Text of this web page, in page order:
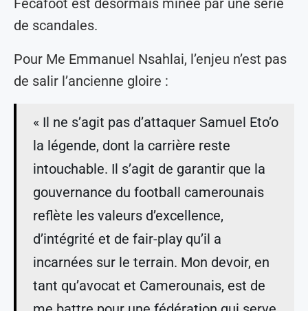
Fécafoot est désormais minée par une série
de scandales.
Pour Me Emmanuel Nsahlai, l’enjeu n’est pas
de salir l’ancienne gloire :
« Il ne s’agit pas d’attaquer Samuel Eto’o
la légende, dont la carrière reste
intouchable. Il s’agit de garantir que la
gouvernance du football camerounais
reflète les valeurs d’excellence,
d’intégrité et de fair-play qu’il a
incarnées sur le terrain. Mon devoir, en
tant qu’avocat et Camerounais, est de